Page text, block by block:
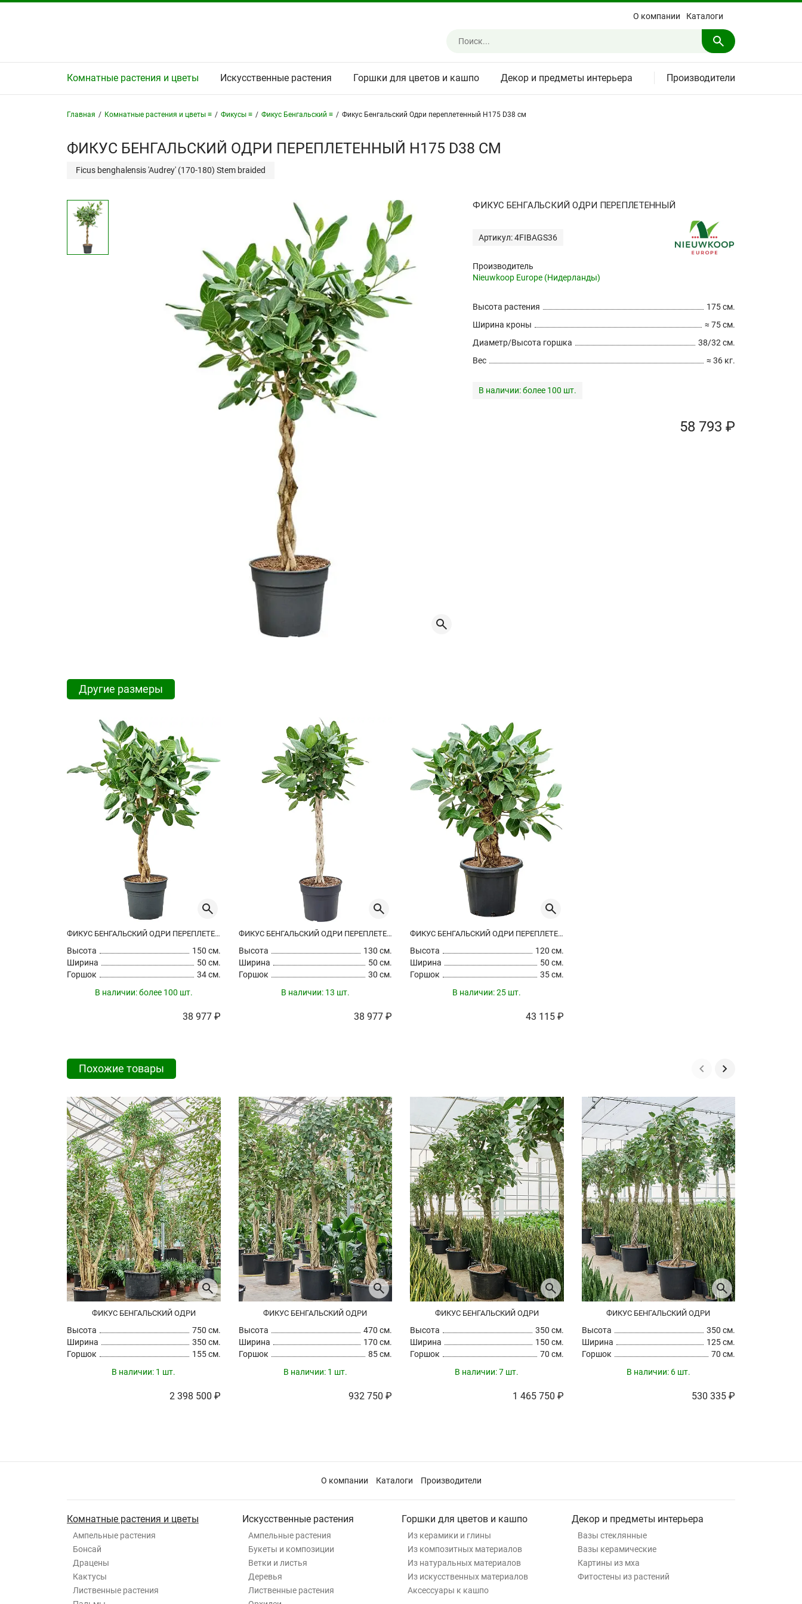
О компании Каталоги
Комнатные растения и цветы Искусственные растения Горшки для цветов и кашпо Декор и предметы интерьера Производители
Главная / Комнатные растения и цветы ≡ / Фикусы ≡ / Фикус Бенгальский ≡ / Фикус Бенгальский Одри переплетенный H175 D38 см
ФИКУС БЕНГАЛЬСКИЙ ОДРИ ПЕРЕПЛЕТЕННЫЙ H175 D38 СМ
Ficus benghalensis 'Audrey' (170-180) Stem braided
ФИКУС БЕНГАЛЬСКИЙ ОДРИ ПЕРЕПЛЕТЕННЫЙ
Артикул: 4FIBAGS36
Производитель
Nieuwkoop Europe (Нидерланды)
175 см.
Высота растения
≈ 75 см.
Ширина кроны
38/32 см.
Диаметр/Высота горшка
≈ 36 кг.
Вес
В наличии:более 100 шт.
58 793 ₽
Другие размеры
ФИКУС БЕНГАЛЬСКИЙ ОДРИ ПЕРЕПЛЕТЕННЫЙ
Высота
150 см.
Ширина
50 см.
Горшок
34 см.
В наличии:более 100 шт.
38 977 ₽
ФИКУС БЕНГАЛЬСКИЙ ОДРИ ПЕРЕПЛЕТЕННЫЙ
Высота
130 см.
Ширина
50 см.
Горшок
30 см.
В наличии: 13 шт.
38 977 ₽
ФИКУС БЕНГАЛЬСКИЙ ОДРИ ПЕРЕПЛЕТЕННЫЙ
Высота
120 см.
Ширина
50 см.
Горшок
35 см.
В наличии:25 шт.
43 115 ₽
Похожие товары
ФИКУС БЕНГАЛЬСКИЙ ОДРИ
Высота
750 см.
Ширина
350 см.
Горшок
155 см.
В наличии: 1 шт.
2 398 500 ₽
ФИКУС БЕНГАЛЬСКИЙ ОДРИ
Высота
470 см.
Ширина
170 см.
Горшок
85 см.
В наличии: 1 шт.
932 750 ₽
ФИКУС БЕНГАЛЬСКИЙ ОДРИ
Высота
350 см.
Ширина
150 см.
Горшок
70 см.
В наличии:7 шт.
1 465 750 ₽
ФИКУС БЕНГАЛЬСКИЙ ОДРИ
Высота
350 см.
Ширина
125 см.
Горшок
70 см.
В наличии: 6 шт.
530 335 ₽
О компании Каталоги Производители
Комнатные растения и цветы
Ампельные растения
Бонсай
Драцены
Кактусы
Лиственные растения
Искусственные растения
Ампельные растения
Букеты и композиции
Ветки и листья
Деревья
Лиственные растения
Горшки для цветов и кашпо
Из керамики и глины
Из композитных материалов
Из натуральных материалов
Из искусственных материалов
Аксессуары к кашпо
Декор и предметы интерьера
Вазы стеклянные
Вазы керамические
Картины из мха
Фитостены из растений